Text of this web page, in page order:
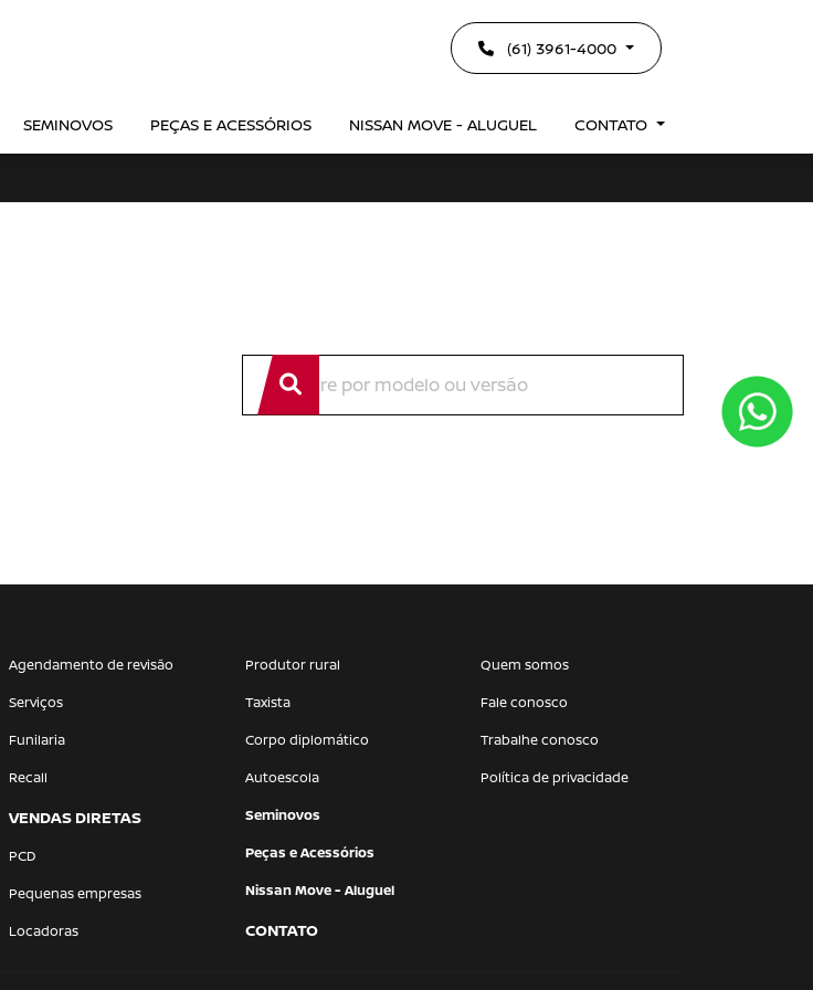
(61) 3961-4000
SEMINOVOS PEÇAS E ACESSÓRIOS NISSAN MOVE - ALUGUEL CONTATO
Agendamento de revisão
Serviços
Funilaria
Recall
VENDAS DIRETAS
PCD
Pequenas empresas
Locadoras
Produtor rural
Taxista
Corpo diplomático
Autoescola
Seminovos
Peças e Acessórios
Nissan Move - Aluguel
CONTATO
Quem somos
Fale conosco
Trabalhe conosco
Política de privacidade